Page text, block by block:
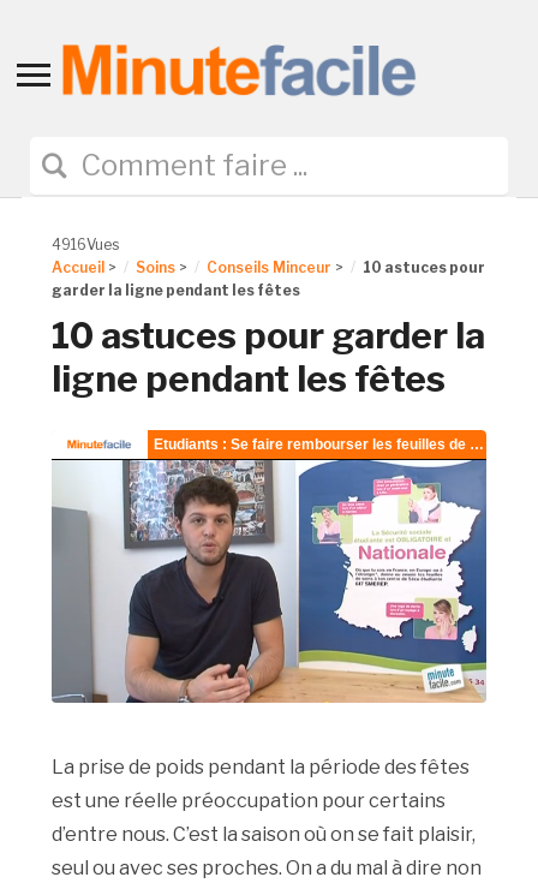
Toggle
navigation
4916Vues
Accueil > Soins > Conseils Minceur >
10 astuces pour
garder la ligne pendant les fêtes
10 astuces pour garder la
ligne pendant les fêtes
La prise de poids pendant la période des fêtes
est une réelle préoccupation pour certains
d’entre nous. C’est la saison où on se fait plaisir,
seul ou avec ses proches. On a du mal à dire non